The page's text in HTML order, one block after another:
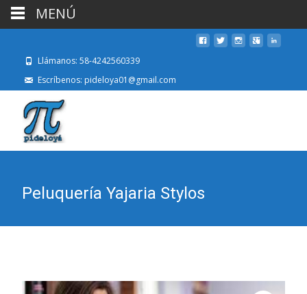
Llámanos: 58-4242560339
Escríbenos: pideloya01@gmail.com
Peluquería Yajaria Stylos
MENÚ